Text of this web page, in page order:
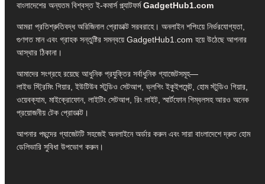
বাংলাদেশের অন্যতম বিশ্বস্ত ই-কমার্স প্ল্যাটফর্মGadgetHub1.com
আমরা প্রতিশ্রুতিবদ্ধ অরিজিনাল প্রোডাক্ট সরবরাহে। অনলাইন শপিংয়ে নির্ভরযোগ্যতা,
গুণগত মান এবং গ্রাহক সন্তুষ্টির সমন্বয়ে GadgetHub1.com হয়ে উঠেছে আপনার
আস্থার ঠিকানা।
আমাদের সংগ্রহে রয়েছে আধুনিক প্রযুক্তির সর্বাধুনিক গ্যাজেটসমূহ—
লাইভ স্ট্রিমিং গিয়ার, ইউটিউব স্টুডিও সেটআপ, ভ্লগিং ইকুইপমেন্ট, হোম স্টুডিও গিয়ার,
ওয়েবক্যাম, মাইক্রোফোন, লাইটিং সেটআপ, রিং লাইট, স্মার্টফোন গিম্বলসহ আরও অনেক
প্রয়োজনীয় টেক প্রোডাক্ট।
আপনার পছন্দের গ্যাজেটটি সহজেই অনলাইনে অর্ডার করুন এবং সারা বাংলাদেশে দ্রুত হোম
ডেলিভারি সুবিধা উপভোগ করুন।